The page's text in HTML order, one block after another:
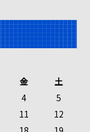
金
土
4
5
11
12